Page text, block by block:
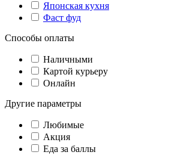
Японская кухня
Фаст фуд
Способы оплаты
Наличными
Картой курьеру
Онлайн
Другие параметры
Любимые
Акция
Еда за баллы